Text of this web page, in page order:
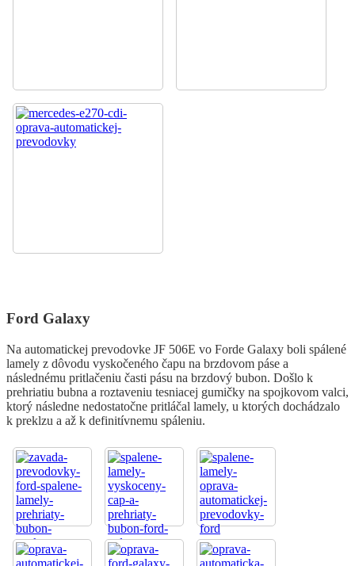
Ford Galaxy
Na automatickej prevodovke JF 506E vo Forde Galaxy boli spálené
lamely z dôvodu vyskočeného čapu na brzdovom páse a
následnému pritlačeniu časti pásu na brzdový bubon. Došlo k
prehriatiu bubna a roztaveniu tesniacej gumičky na spojkovom valci,
ktorý následne nedostatočne pritláčal lamely, u ktorých dochádzalo
k preklzu a až k definitívnemu spáleniu.